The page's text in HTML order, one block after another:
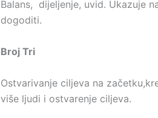
Balans, dijeljenje, uvid. Ukazuje
dogoditi.
Broj Tri
Ostvarivanje ciljeva na
više ljudi i ostvarenje ciljeva.